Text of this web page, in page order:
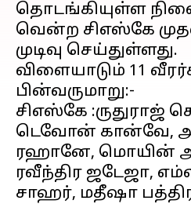
தொடங்கியுள்ள
வென்ற சிஎஸ்கே
முடிவு செய்துள்ளது.
விளையாடும் 11
பின்வருமாறு:-
சிஎஸ்கே :ருதுராஜ்
டெவோன் கான்வே,
ரஹானே, மொயின்
ரவீந்திர ஜடேஜா,
சாஹர், மதீஷா